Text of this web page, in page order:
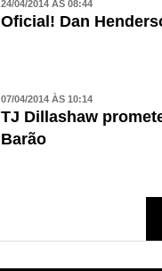
24/04/2014 ÀS 08:44
Oficial! Dan
07/04/2014 ÀS 10:14
TJ Dillashaw
Barão